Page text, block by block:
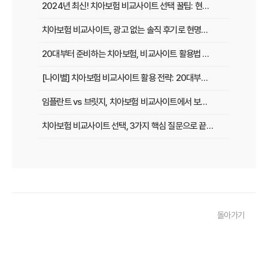
2024년 최신! 치아보험 비교사이트 선택 꿀팁: 현명한 가입 전략 완벽 분석
치아보험 비교사이트, 광고 없는 솔직 후기로 현명하게 선택하는 법
20대부터 준비하는 치아보험, 비교사이트 활용법 A to Z
[나이별] 치아보험 비교사이트 활용 전략: 20대부터 60대까지 맞춤 가이드
임플란트 vs 브릿지, 치아보험 비교사이트에서 보장 범위 꼼꼼하게 확인하는 꿀팁
치아보험 비교사이트 선택, 3가지 핵심 질문으로 끝내기
돌아가기